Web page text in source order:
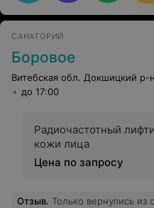
САНАТОРИЙ
Боровое
Витебская обл. Докшицкий р-
до 17:00
Радиочастотный
кожи лица
Цена по запросу
Отзыв. Только вернулись из